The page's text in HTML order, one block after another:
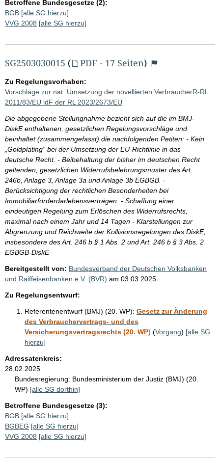
Betroffene Bundesgesetze (2):
BGB [alle SG hierzu]
VVG 2008 [alle SG hierzu]
SG2503030015 ( PDF - 17 Seiten)
Zu Regelungsvorhaben:
Vorschläge zur nat. Umsetzung der novellierten VerbraucherR-RL
2011/83/EU idF der RL 2023/2673/EU
Die abgegebene Stellungnahme bezieht sich auf die im BMJ-
DiskE enthaltenen, gesetzlichen Regelungsvorschläge und
beinhaltet (zusammengefasst) die nachfolgenden Petiten: - Kein
„Goldplating“ bei der Umsetzung der EU-Richtlinie in das
deutsche Recht. - Beibehaltung der bisher im deutschen Recht
geltenden, gesetzlichen Widerrufsbelehrungsmuster des Art.
246b, Anlage 3, Anlage 3a und Anlage 3b EGBGB. -
Berücksichtigung der rechtlichen Besonderheiten bei
Immobiliarförderdarlehensverträgen. - Schaffung einer
eindeutigen Regelung zum Erlöschen des Widerrufsrechts,
maximal nach einem Jahr und 14 Tagen - Klarstellungen zur
Abgrenzung und Reichweite der Kollisionsregelungen des DiskE,
insbesondere des Art. 246 b § 1 Abs. 2 und Art. 246 b § 3 Abs. 2
EGBGB-DiskE
Bereitgestellt von: Bundesverband der Deutschen Volksbanken
und Raiffeisenbanken e.V. (BVR) am 03.03.2025
Zu Regelungsentwurf:
Referentenentwurf (BMJ) (20. WP): Gesetz zur Änderung
des Verbrauchervertrags- und des
Versicherungsvertragsrechts (20. WP) (Vorgang) [alle SG
hierzu]
Adressatenkreis:
28.02.2025
Bundesregierung: Bundesministerium der Justiz (BMJ) (20.
WP) [alle SG dorthin]
Betroffene Bundesgesetze (3):
BGB [alle SG hierzu]
BGBEG [alle SG hierzu]
VVG 2008 [alle SG hierzu]